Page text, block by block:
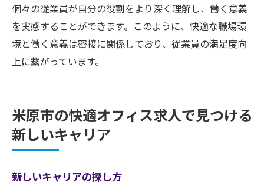
個々の従業員が自分の役割をより深く理解し、働く意義
を実感することができます。このように、快適な職場環
境と働く意義は密接に関係しており、従業員の満足度向
上に繋がっています。
米原市の快適オフィス求人で見つける
新しいキャリア
新しいキャリアの探し方